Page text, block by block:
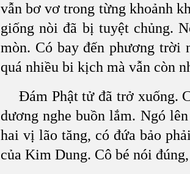
vẫn bơ vơ trong từng khoảnh
giống nòi đã bị tuyệt chủng.
mòn. Có bay đến phương trời
quá nhiều bi kịch mà vẫn còn
Đám Phật tử đã trở xuống.
dương nghe buồn lắm. Ngó
hai vị lão tăng, có đứa bảo
của Kim Dung. Cô bé nói